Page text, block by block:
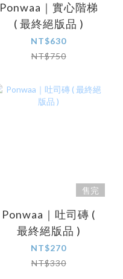
Ponwaa｜實心階梯
( 最終絕版品 )
NT$630
NT$750
售完
Ponwaa｜吐司磚 (
最終絕版品 )
NT$270
NT$330